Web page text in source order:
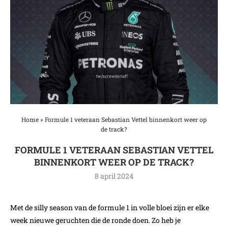
Home» Formule 1 veteraan Sebastian Vettel binnenkort weer op
de track?
FORMULE 1 VETERAAN SEBASTIAN VETTEL
BINNENKORT WEER OP DE TRACK?
8 april 2024
Met de silly season van de formule 1 in volle bloei zijn er elke
week nieuwe geruchten die de ronde doen. Zo heb je